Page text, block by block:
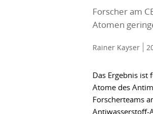
Forscher am
Atomen
Rainer Kayser
Das Ergebnis
Atome des
Forscherteams
Antiwasserstoff-